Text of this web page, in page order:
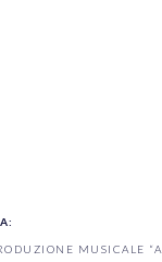
MUSICALE